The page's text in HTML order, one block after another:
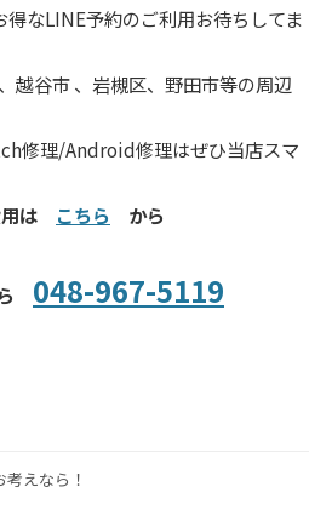
なLINE予約のご利用お待ちしてま
越谷市 、岩槻区、野田市等の周辺
修理/Android修理はぜひ当店スマ
は こちら から
048-967-5119
えなら！